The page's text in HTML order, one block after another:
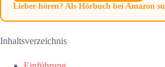
Lieber hören? Als Hörbuch bei Amazon
Inhaltsverzeichnis